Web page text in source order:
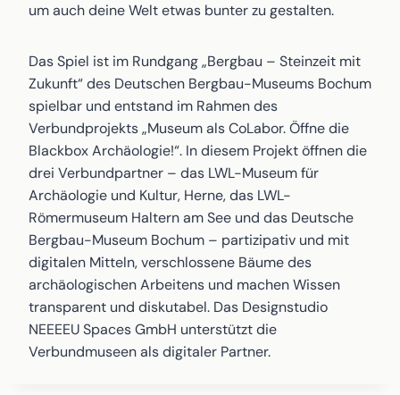
um auch deine Welt etwas bunter zu gestalten.
Das Spiel ist im Rundgang „Bergbau – Steinzeit mit
Zukunft“ des Deutschen Bergbau-Museums Bochum
spielbar und entstand im Rahmen des
Verbundprojekts „Museum als CoLabor. Öffne die
Blackbox Archäologie!“. In diesem Projekt öffnen die
drei Verbundpartner – das LWL-Museum für
Archäologie und Kultur, Herne, das LWL-
Römermuseum Haltern am See und das Deutsche
Bergbau-Museum Bochum – partizipativ und mit
digitalen Mitteln, verschlossene Bäume des
archäologischen Arbeitens und machen Wissen
transparent und diskutabel. Das Designstudio
NEEEEU Spaces GmbH unterstützt die
Verbundmuseen als digitaler Partner.